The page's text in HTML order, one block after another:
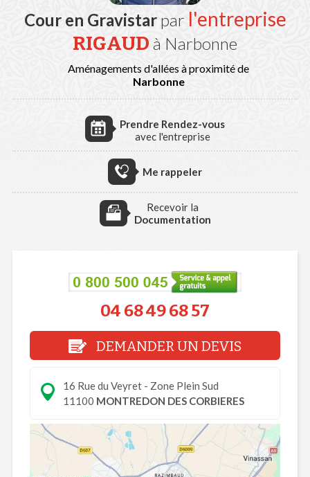
Cour en Gravistarpar l'entreprise
RIGAUD à Narbonne
Aménagements d'allées à proximité de
Narbonne
Prendre Rendez-vous
avec l'entreprise
Me rappeler
Recevoir la
Documentation
04 68 49 68 57
DEMANDER UN DEVIS
16 Rue du Veyret - Zone Plein Sud
11100 MONTREDON DES CORBIERES